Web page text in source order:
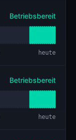
Betriebsbereit
heute
Betriebsbereit
heute